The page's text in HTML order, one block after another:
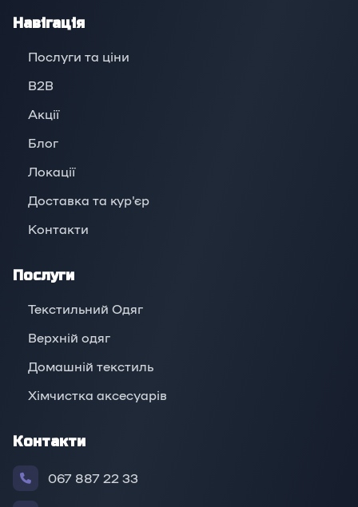
Навігація
Послуги та ціни
B2B
Акції
Блог
Локації
Доставка та кур'єр
Контакти
Послуги
Текстильний Одяг
Верхній oдяг
Домашній текстиль
Хімчистка аксесуарів
Контакти
067 887 22 33